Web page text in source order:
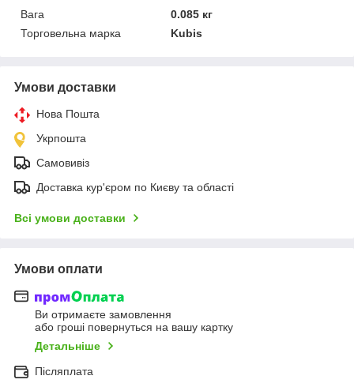
Вага
0.085 кг
Торговельна марка
Kubis
Умови доставки
Нова Пошта
Укрпошта
Самовивіз
Доставка кур'єром по Києву та області
Всі умови доставки
Умови оплати
Ви отримаєте замовлення
або гроші повернуться на вашу картку
Детальніше
Післяплата